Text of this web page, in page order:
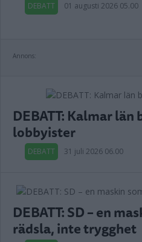
DEBATT 01 augusti 2026 05.00
Annons:
DEBATT: Kalmar
lobbyister
DEBATT 31 juli 2026 06.00
DEBATT: SD – en
rädsla, inte trygghet